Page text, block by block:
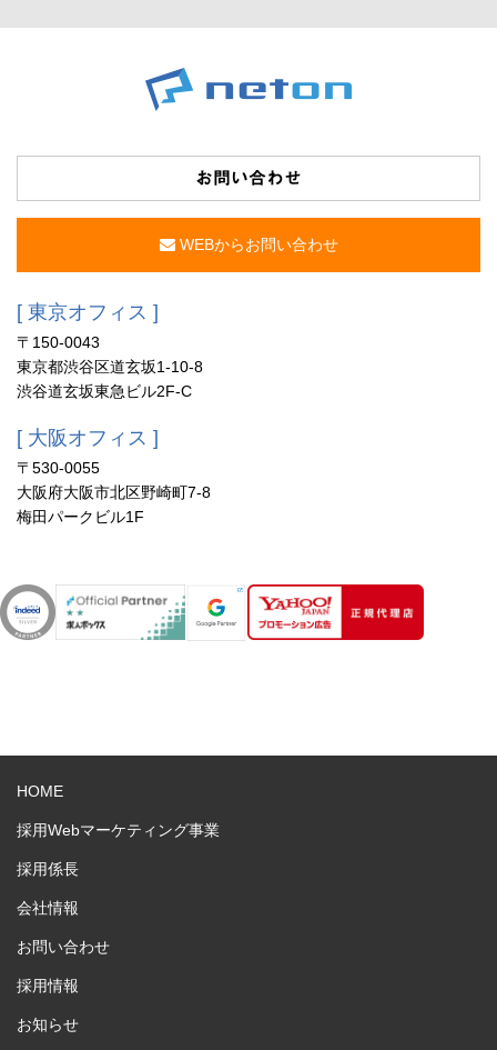
お問い合わせ
WEBからお問い合わせ
[ 東京オフィス ]
〒150-0043
東京都渋谷区道玄坂1-10-8
渋谷道玄坂東急ビル2F-C
[ 大阪オフィス ]
〒530-0055
大阪府大阪市北区野崎町7-8
梅田パークビル1F
HOME
採用Webマーケティング事業
採用係長
会社情報
お問い合わせ
採用情報
お知らせ